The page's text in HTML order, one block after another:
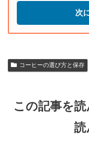
次
コーヒーの選び方と保存
この記事を
読